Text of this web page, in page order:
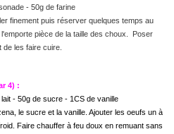
- 50g de farine
finement puis réserver quelques temps au
pièce de la taille des choux. Poser
les faire cuire.
4) :
- 50g de sucre - 1CS de vanille
le sucre et la vanille. Ajouter les oeufs un à
Faire chauffer à feu doux en remuant sans